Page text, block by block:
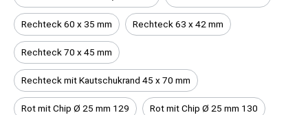
Rechteck 60 x 35 mm Rechteck 63 x 42 mm
Rechteck 70 x 45 mm
Rechteck mit Kautschukrand 45 x 70 mm
Rot mit Chip Ø 25 mm 129 Rot mit Chip Ø 25 mm 130